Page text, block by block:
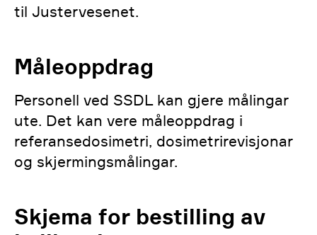
til Justervesenet.
Måleoppdrag
Personell ved SSDL kan gjere målingar
ute. Det kan vere måleoppdrag i
referansedosimetri, dosimetrirevisjonar
og skjermingsmålingar.
Skjema for bestilling av